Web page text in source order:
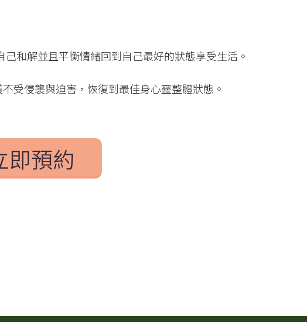
和解並且平衡情緒回到自己最好的狀態享受生活。
受侵襲與迫害，恢復到最佳身心靈整體狀態。